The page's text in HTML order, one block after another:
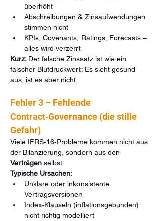
überhöht
Abschreibungen & Zinsaufwendungen
stimmen nicht
KPIs, Covenants, Ratings, Forecasts –
alles wird verzerrt
Kurz: Der falsche Zinssatz ist wie ein
falscher Blutdruckwert: Es sieht gesund
aus, ist es aber nicht.
Fehler 3 – Fehlende
Contract‑Governance (die stille
Gefahr)
Viele IFRS‑16‑Probleme kommen nicht aus
der Bilanzierung, sondern aus den
Verträgen selbst.
Typische Ursachen:
Unklare oder inkonsistente
Vertragsversionen
Index‑Klauseln (inflationsgebunden)
nicht richtig modelliert